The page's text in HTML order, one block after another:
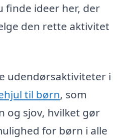
finde ideer her, der
den rette aktivitet
udendørsaktiviteter i
til børn, som
og sjov, hvilket gør
for børn i alle